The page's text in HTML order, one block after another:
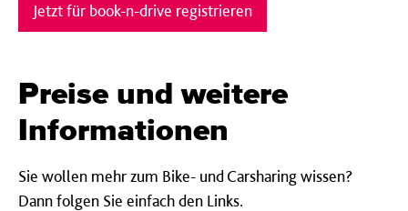
Jetzt für book-n-drive registrieren
Preise und weitere
Informationen
Sie wollen mehr zum Bike- und Carsharing wissen?
Dann folgen Sie einfach den Links.